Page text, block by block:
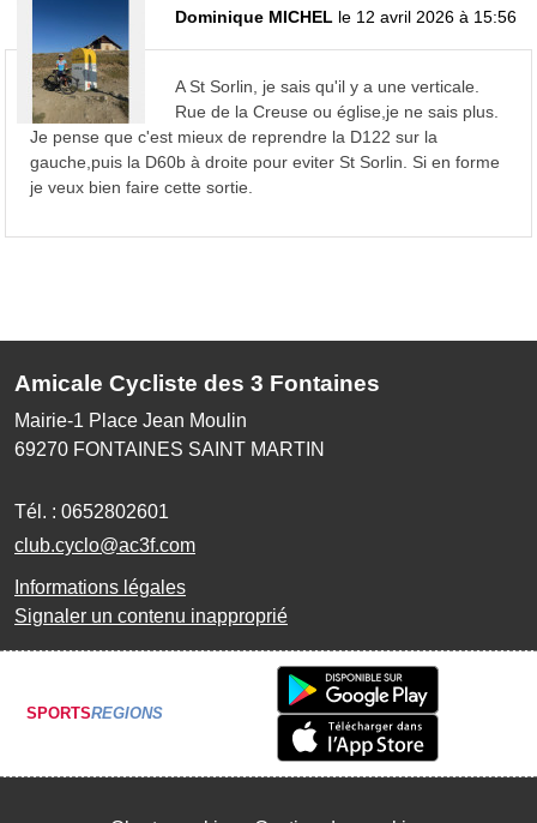
Dominique MICHEL le 12 avril 2026 à 15:56
A St Sorlin, je sais qu'il y a une verticale.
Rue de la Creuse ou église,je ne sais plus.
Je pense que c'est mieux de reprendre la D122 sur la
gauche,puis la D60b à droite pour eviter St Sorlin. Si en forme
je veux bien faire cette sortie.
Amicale Cycliste des 3 Fontaines
Mairie-1 Place Jean Moulin
69270 FONTAINES SAINT MARTIN
Tél. : 0652802601
club.cyclo@ac3f.com
Informations légales
Signaler un contenu inapproprié
SPORTSREGIONS